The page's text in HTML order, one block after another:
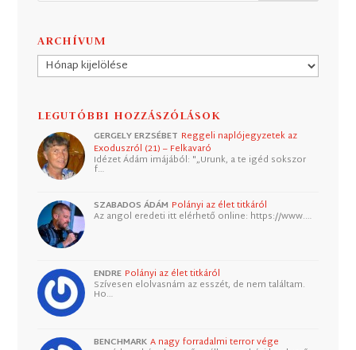
ARCHÍVUM
Archívum
LEGUTÓBBI HOZZÁSZÓLÁSOK
GERGELY ERZSÉBET Reggeli naplójegyzetek az
Exoduszról (21) – Felkavaró
Idézet Ádám imájából: "„Urunk, a te igéd sokszor
f…
SZABADOS ÁDÁM Polányi az élet titkáról
Az angol eredeti itt elérhető online: https://www.…
ENDRE Polányi az élet titkáról
Szívesen elolvasnám az esszét, de nem találtam.
Ho…
BENCHMARK A nagy forradalmi terror vége